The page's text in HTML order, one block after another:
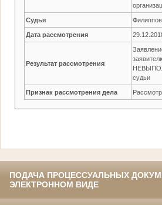
Судья
Дата рассмотрения
Результат рассмотрения
судьи
Признак рассмотрения дела
ПОДАЧА ПРОЦЕССУАЛЬНЫХ
ЭЛЕКТРОННОМ ВИДЕ